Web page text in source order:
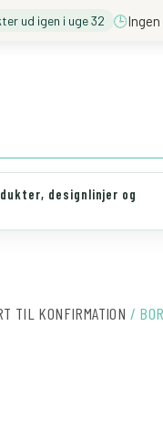
ud igen i uge 32 🕒
designlinjer og
TIL KONFIRMATION /